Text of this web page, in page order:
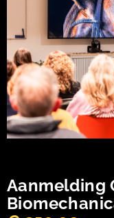
Aanmelding